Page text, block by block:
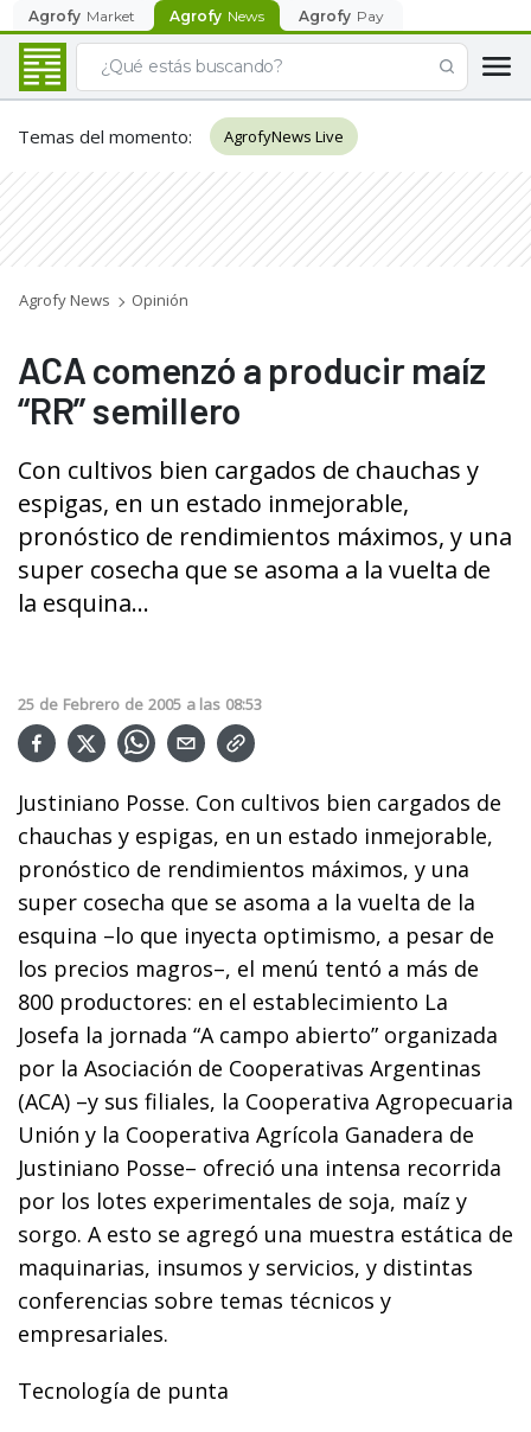
Agrofy Market Agrofy News Agrofy Pay
Temas del momento: AgrofyNews Live
Agrofy News Opinión
ACA comenzó a producir maíz
“RR” semillero
Con cultivos bien cargados de chauchas y
espigas, en un estado inmejorable,
pronóstico de rendimientos máximos, y una
super cosecha que se asoma a la vuelta de
la esquina...
25 de Febrero de 2005 a las 08:53
Justiniano Posse. Con cultivos bien cargados de
chauchas y espigas, en un estado inmejorable,
pronóstico de rendimientos máximos, y una
super cosecha que se asoma a la vuelta de la
esquina –lo que inyecta optimismo, a pesar de
los precios magros–, el menú tentó a más de
800 productores: en el establecimiento La
Josefa la jornada “A campo abierto” organizada
por la Asociación de Cooperativas Argentinas
(ACA) –y sus filiales, la Cooperativa Agropecuaria
Unión y la Cooperativa Agrícola Ganadera de
Justiniano Posse– ofreció una intensa recorrida
por los lotes experimentales de soja, maíz y
sorgo. A esto se agregó una muestra estática de
maquinarias, insumos y servicios, y distintas
conferencias sobre temas técnicos y
empresariales.
Tecnología de punta